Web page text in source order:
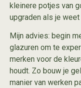
kleinere potjes van
upgraden als je
Mijn advies: begin
glazuren om te
merken voor de
houdt. Zo bouw je
manier van werken